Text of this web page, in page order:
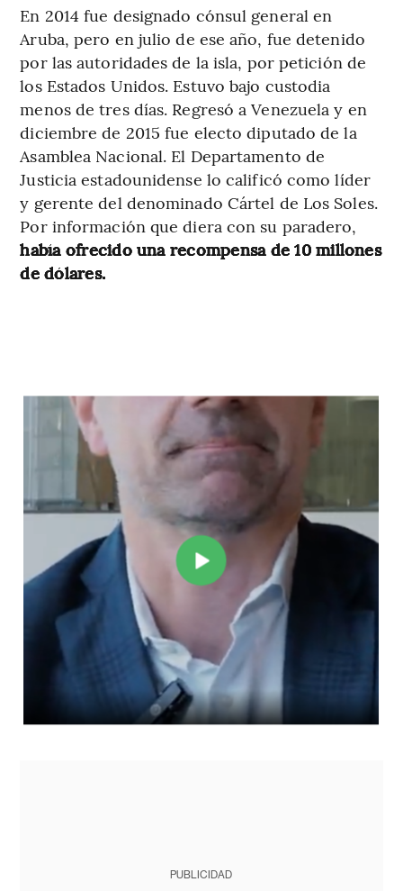
En 2014 fue designado cónsul general en
Aruba, pero en julio de ese año, fue detenido
por las autoridades de la isla, por petición de
los Estados Unidos. Estuvo bajo custodia
menos de tres días. Regresó a Venezuela y en
diciembre de 2015 fue electo diputado de la
Asamblea Nacional. El Departamento de
Justicia estadounidense lo calificó como líder
y gerente del denominado Cártel de Los Soles.
Por información que diera con su paradero,
había ofrecido una recompensa de 10 millones
de dólares.
PUBLICIDAD